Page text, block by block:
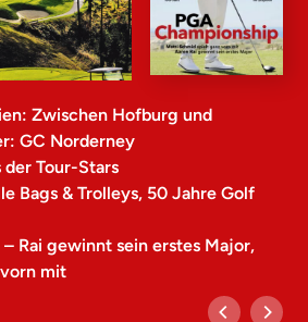
Zwischen Hofburg und
GC Norderney
der Tour-Stars
Bags & Trolleys, 50 Jahre Golf
Rai gewinnt sein erstes Major,
mit